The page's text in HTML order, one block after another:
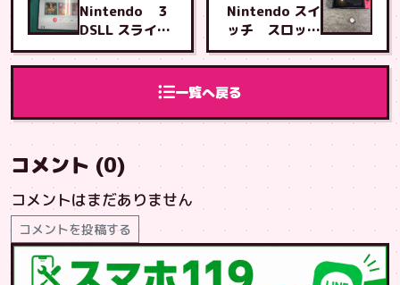
Nintendo ３
DSLL スライド
パット修理
一覧へ戻る
Nintendo スイ
ッチ スロット
ル基板交換修理
コメント (0)
コメントはまだありません
コメントを投稿する